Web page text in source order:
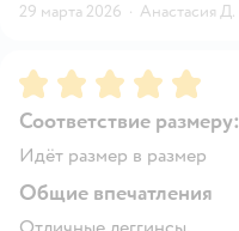
29 марта 2026 · Анастасия Д.
Рейтинг:5
Соответствие размеру:
Идёт размер в размер
Общие впечатления